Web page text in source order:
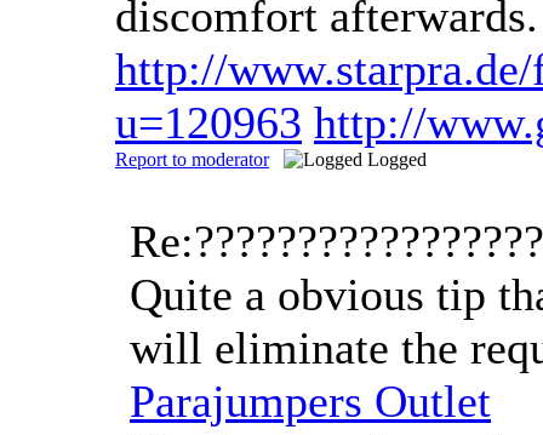
discomfort
http://
u=120963 http://
Report to moderator Logged
Quite a obvious tip
will eliminate the
Parajumpers Outlet